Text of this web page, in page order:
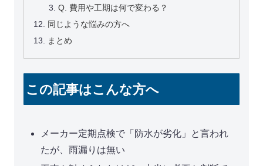
Q. 費用や工期は何で変わる？
同じような悩みの方へ
まとめ
この記事はこんな方へ
メーカー定期点検で「防水が劣化」と言われ
たが、雨漏りは無い